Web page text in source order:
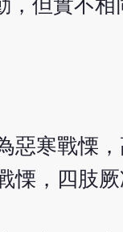
但實不
惡寒戰慄
慄，四肢